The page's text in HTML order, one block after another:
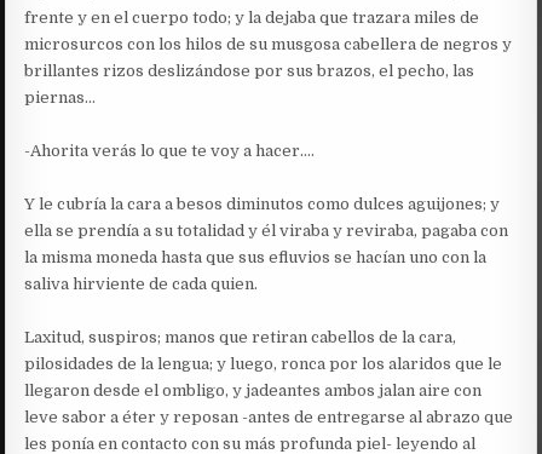
frente y en el cuerpo todo; y la dejaba que trazara miles de
microsurcos con los hilos de su musgosa cabellera de negros y
brillantes rizos deslizándose por sus brazos, el pecho, las
piernas…
-Ahorita verás lo que te voy a hacer….
Y le cubría la cara a besos diminutos como dulces aguijones; y
ella se prendía a su totalidad y él viraba y reviraba, pagaba con
la misma moneda hasta que sus efluvios se hacían uno con la
saliva hirviente de cada quien.
Laxitud, suspiros; manos que retiran cabellos de la cara,
pilosidades de la lengua; y luego, ronca por los alaridos que le
llegaron desde el ombligo, y jadeantes ambos jalan aire con
leve sabor a éter y reposan -antes de entregarse al abrazo que
les ponía en contacto con su más profunda piel- leyendo al